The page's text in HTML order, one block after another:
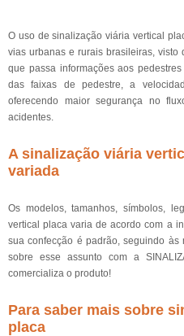
O uso de sinalização viária vertical
vias urbanas e rurais brasileiras, visto
que passa informações aos
das faixas de pedestre, a
oferecendo maior segurança no
acidentes.
A sinalização viária
variada
Os modelos, tamanhos, símbolos,
vertical placa varia de acordo com a
sua confecção é padrão, seguindo às
sobre esse assunto com a
comercializa o produto!
Para saber mais sobre
placa